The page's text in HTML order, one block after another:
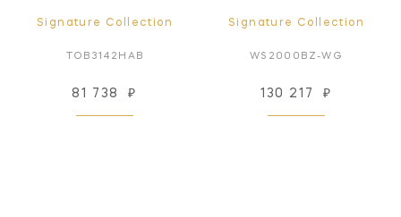
Signature Collection
TOB3142HAB
81 738 ₽
Signature Collection
WS2000BZ-WG
130 217 ₽